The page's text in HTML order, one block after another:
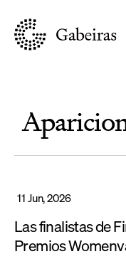
11 Jun, 2026
Las finalistas de
Premios